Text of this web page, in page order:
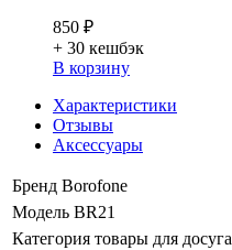
850 ₽
+ 30 кешбэк
В корзину
Характеристики
Отзывы
Аксессуары
Бренд Borofone
Модель BR21
Категория товары для досуга